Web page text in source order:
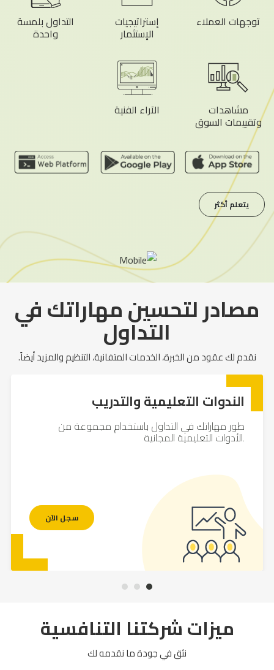
توجهات العملاء إستراتيجيات
الإستثمار
التداول بلمسة
واحدة
مشاهدات
وتقييمات السوق
الآراء الفنية
يتعلم أكثر
مصادر لتحسين مهاراتك في
التداول
نقدم لك عقود من الخبرة، الخدمات المتفانية، التنظيم والمزيد أيضاً.
الندوات التعليمية والتدريب
طور مهاراتك في التداول باستخدام مجموعة من
الأدوات التعليمية المجانية.
سجل الآن
ميزات شركتنا التنافسية
نثق في جودة ما نقدمه لك